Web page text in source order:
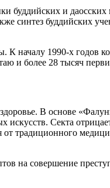
буддийских и даосских
синтез буддийских
началу 1990-х годов
и более 28 тысяч
В основе
искусств. Секта
традиционного
на совершение